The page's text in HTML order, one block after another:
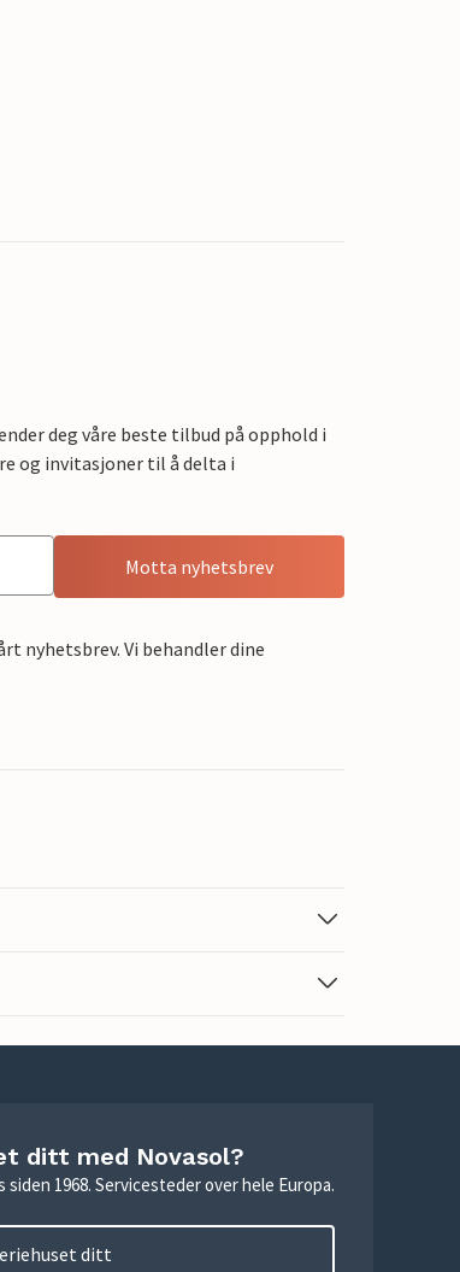
deg våre beste tilbud på opphold i
og invitasjoner til å delta i
Motta nyhetsbrev
nyhetsbrev. Vi behandler dine
ditt med Novasol?
1968. Servicesteder over hele Europa.
ditt